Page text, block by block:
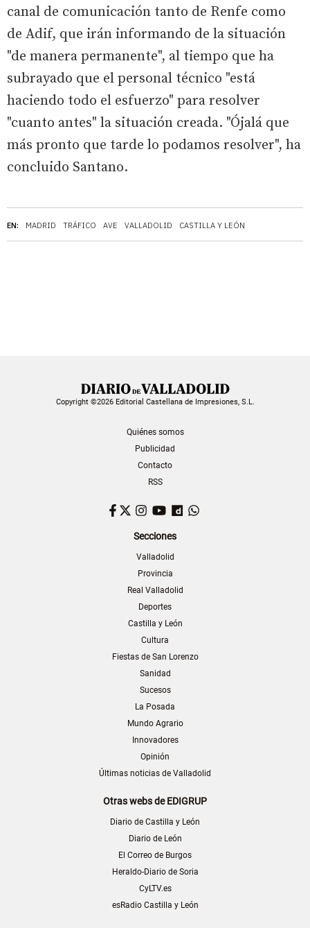
EN: MADRID TRÁFICO AVE VALLADOLID CASTILLA Y LEÓN
canal de comunicación tanto de Renfe como
de Adif, que irán informando de la situación
"de manera permanente", al tiempo que ha
subrayado que el personal técnico "está
haciendo todo el esfuerzo" para resolver
"cuanto antes" la situación creada. "Ójalá que
más pronto que tarde lo podamos resolver", ha
concluido Santano.
Copyright ©2026 Editorial Castellana de Impresiones, S.L.
Quiénes somos
Publicidad
Contacto
RSS
Facebook
TwitterInstagram
YouTubeDailymotion
Secciones
Valladolid
Provincia
Real Valladolid
Deportes
Castilla y León
Cultura
Fiestas de San Lorenzo
Sanidad
Sucesos
La Posada
Mundo Agrario
Innovadores
Opinión
Últimas noticias de Valladolid
Otras webs de EDIGRUP
Diario de Castilla y León
Diario de León
El Correo de Burgos
Heraldo-Diario de Soria
CyLTV.es
esRadio Castilla y León